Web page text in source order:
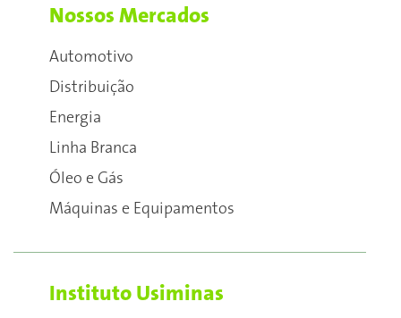
Nossos Mercados
Automotivo
Distribuição
Energia
Linha Branca
Óleo e Gás
Máquinas e Equipamentos
Instituto Usiminas